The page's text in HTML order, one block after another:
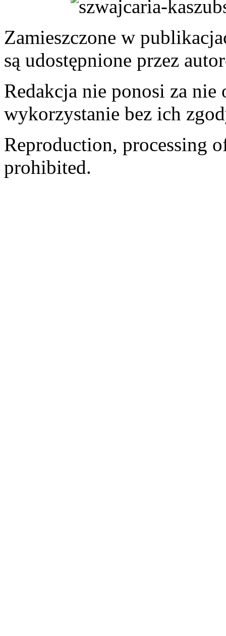
Zamieszczone w
są udostępnione przez
Redakcja nie ponosi za
wykorzystanie bez ich
Reproduction, processing
prohibited.